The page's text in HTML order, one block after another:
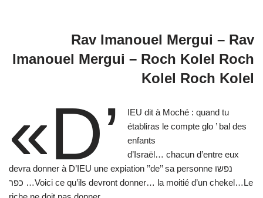
Rav Imanouel Mergui – Rav
Imanouel Mergui – Roch Kolel Roch
Kolel Roch Kolel
«D’
IEU dit à Moché : quand tu
établiras le compte glo ’ bal des
enfants
d’Israël… chacun d’entre eux
devra donner à D’IEU une expiation ’’de’’ sa personne נפשו
כפר …Voici ce qu’ils devront donner… la moitié d’un chekel…Le